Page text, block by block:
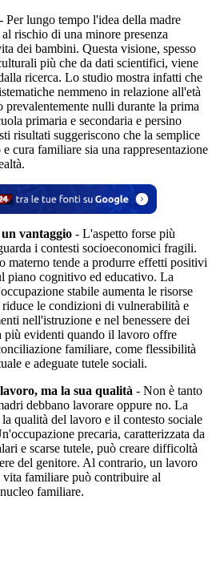
- Per lungo tempo l'idea della madre
rischio di una minore presenza
dei bambini. Questa visione, spesso
più che da dati scientifici, viene
ricerca. Lo studio mostra infatti che
nemmeno in relazione all'età
nulli durante la prima
primaria e secondaria e persino
risultati suggeriscono che la semplice
cura familiare sia una rappresentazione
vantaggio - L'aspetto forse più
i contesti socioeconomici fragili.
materno tende a produrre effetti positivi
piano cognitivo ed educativo. La
stabile aumenta le risorse
le condizioni di vulnerabilità e
nell'istruzione e nel benessere dei
più evidenti quando il lavoro offre
familiare, come flessibilità
e adeguate tutele sociali.
ma la sua qualità - Non è tanto
debbano lavorare oppure no. La
qualità del lavoro e il contesto sociale
precaria, caratterizzata da
e scarse tutele, può creare difficoltà
del genitore. Al contrario, un lavoro
familiare può contribuire al
familiare.